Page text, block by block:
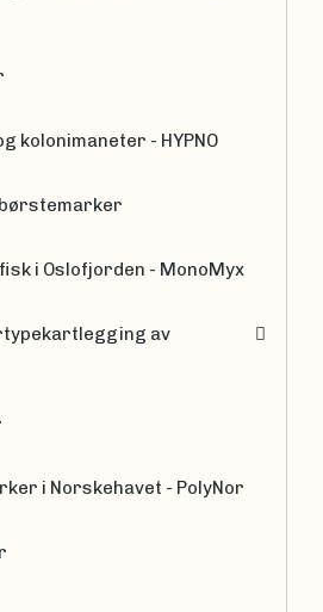
kolonimaneter - HYPNO
i Oslofjorden - MonoMyx
av
i Norskehavet - PolyNor